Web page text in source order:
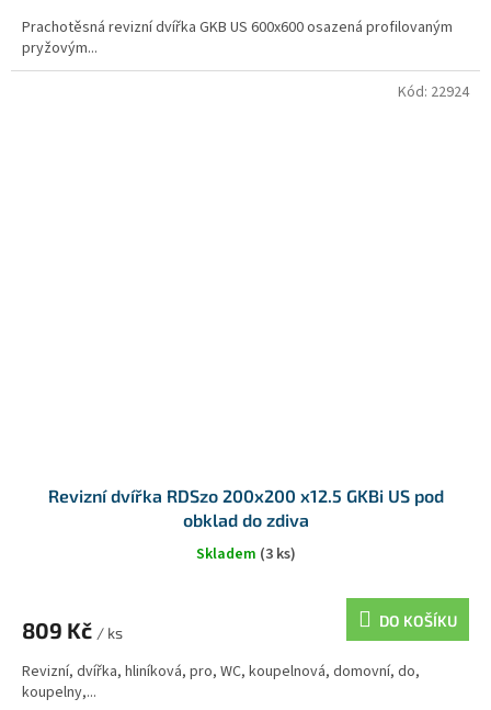
Prachotěsná revizní dvířka GKB US 600x600 osazená profilovaným
pryžovým...
Revizní dvířka RDSzo 200x200 x12.5 GKBi US pod
obklad do zdiva
Skladem (3 ks)
809 Kč / ks
DO KOŠÍKU
Revizní, dvířka, hliníková, pro, WC, koupelnová, domovní, do,
koupelny,...
Kód: 22924